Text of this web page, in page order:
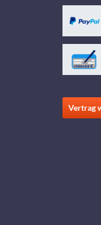
Vertrag